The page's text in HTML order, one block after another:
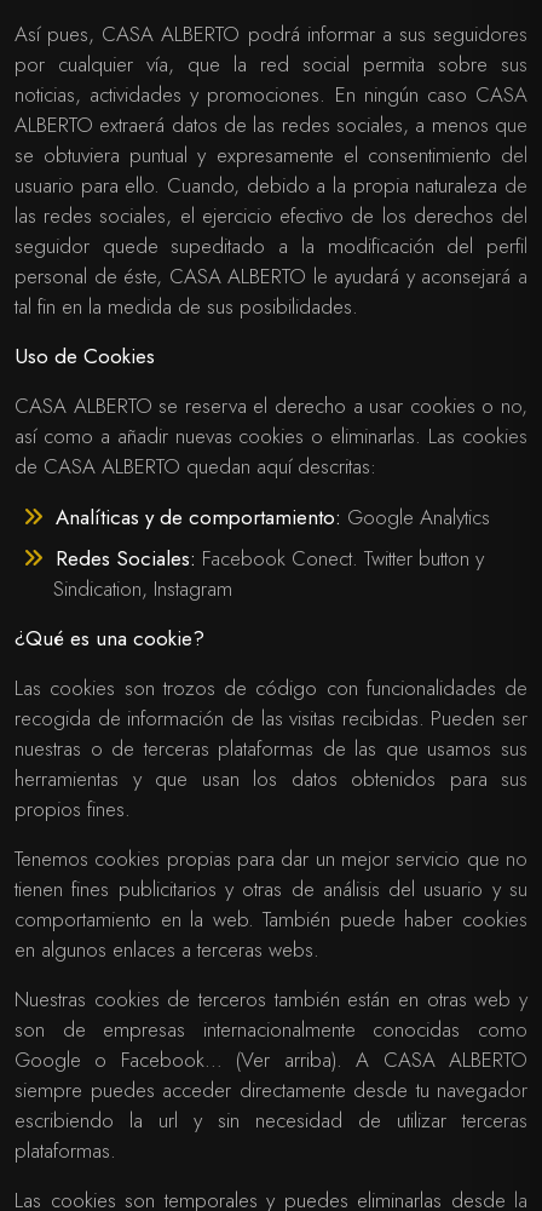
Así pues, CASA ALBERTO podrá informar a sus seguidores
por cualquier vía, que la red social permita sobre sus
noticias, actividades y promociones. En ningún caso CASA
ALBERTO extraerá datos de las redes sociales, a menos que
se obtuviera puntual y expresamente el consentimiento del
usuario para ello. Cuando, debido a la propia naturaleza de
las redes sociales, el ejercicio efectivo de los derechos del
seguidor quede supeditado a la modificación del perfil
personal de éste, CASA ALBERTO le ayudará y aconsejará a
tal fin en la medida de sus posibilidades.
Uso de Cookies
CASA ALBERTO se reserva el derecho a usar cookies o no,
así como a añadir nuevas cookies o eliminarlas. Las cookies
de CASA ALBERTO quedan aquí descritas:
Analíticas y de comportamiento: Google Analytics
Redes Sociales: Facebook Conect. Twitter button y
Sindication, Instagram
¿Qué es una cookie?
Las cookies son trozos de código con funcionalidades de
recogida de información de las visitas recibidas. Pueden ser
nuestras o de terceras plataformas de las que usamos sus
herramientas y que usan los datos obtenidos para sus
propios fines.
Tenemos cookies propias para dar un mejor servicio que no
tienen fines publicitarios y otras de análisis del usuario y su
comportamiento en la web. También puede haber cookies
en algunos enlaces a terceras webs.
Nuestras cookies de terceros también están en otras web y
son de empresas internacionalmente conocidas como
Google o Facebook… (Ver arriba). A CASA ALBERTO
siempre puedes acceder directamente desde tu navegador
escribiendo la url y sin necesidad de utilizar terceras
plataformas.
Las cookies son temporales y puedes eliminarlas desde la